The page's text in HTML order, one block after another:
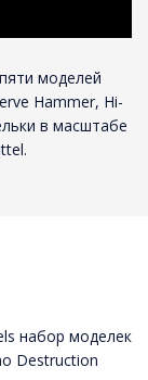
моделей
Hammer, Hi-
в масштабе